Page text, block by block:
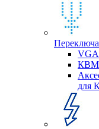
КВМ
для